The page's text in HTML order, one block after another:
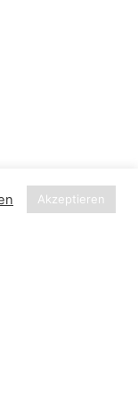
Akzeptieren